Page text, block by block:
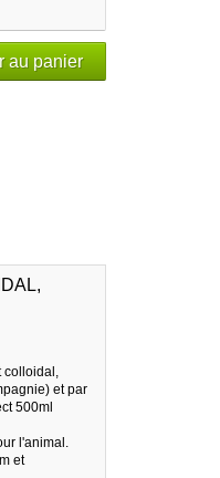
colloidal,
et par
500ml
l'animal.
et